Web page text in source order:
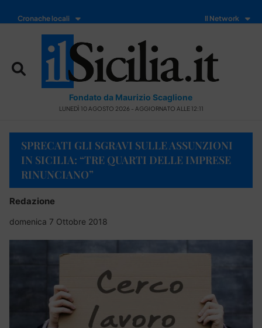
Cronache locali Il Network
Fondato da Maurizio Scaglione
LUNEDÌ 10 AGOSTO 2026 - AGGIORNATO ALLE 12:11
SPRECATI GLI SGRAVI SULLE ASSUNZIONI
IN SICILIA: “TRE QUARTI DELLE IMPRESE
RINUNCIANO”
Redazione
domenica 7 Ottobre 2018